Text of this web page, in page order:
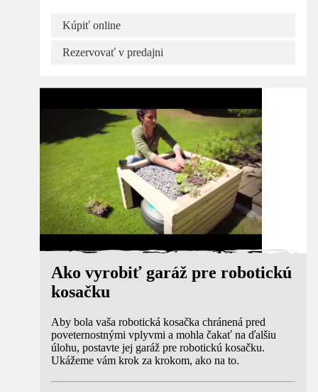
Kúpiť online
Rezervovať v predajni
Ako vyrobiť garáž pre robotickú
kosačku
Aby bola vaša robotická kosačka chránená pred
poveternostnými vplyvmi a mohla čakať na ďalšiu
úlohu, postavte jej garáž pre robotickú kosačku.
Ukážeme vám krok za krokom, ako na to.